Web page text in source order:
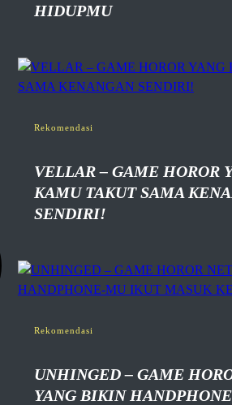
HIDUPMU
Rekomendasi
VELLAR – GAME HOROR
KAMU TAKUT SAMA
SENDIRI!
Rekomendasi
UNHINGED – GAME
YANG BIKIN